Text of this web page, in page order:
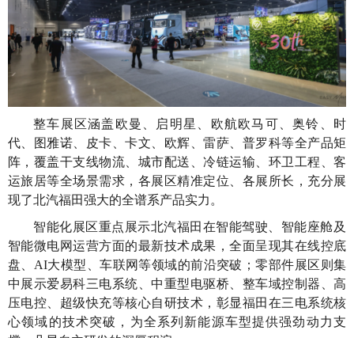
整车展区涵盖欧曼、启明星、欧航欧马可、奥铃、时
代、图雅诺、皮卡、卡文、欧辉、雷萨、普罗科等全产品矩
阵，覆盖干支线物流、城市配送、冷链运输、环卫工程、客
运旅居等全场景需求，各展区精准定位、各展所长，充分展
现了北汽福田强大的全谱系产品实力。
智能化展区重点展示北汽福田在智能驾驶、智能座舱及
智能微电网运营方面的最新技术成果，全面呈现其在线控底
盘、AI大模型、车联网等领域的前沿突破；零部件展区则集
中展示爱易科三电系统、中重型电驱桥、整车域控制器、高
压电控、超级快充等核心自研技术，彰显福田在三电系统核
心领域的技术突破，为全系列新能源车型提供强劲动力支